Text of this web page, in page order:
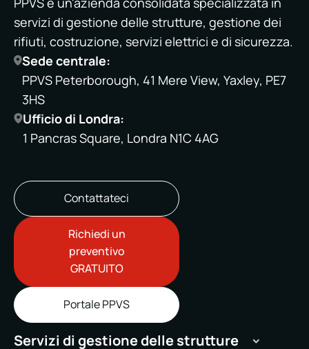
servizi di gestione delle strutture, gestione dei
rifiuti, costruzione, servizi elettrici e di sicurezza.
Sede centrale:
PPVS Peterborough, 41 Mere View, Yaxley, PE7
3HS
Ufficio di Londra:
1 Pancras Square, Londra N1C 4AG
Contattateci
Richiedi un
preventivo
GRATUITO
Portale PPVS
Servizi di gestione delle strutture